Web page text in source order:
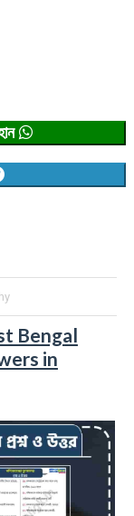
Bengal
in